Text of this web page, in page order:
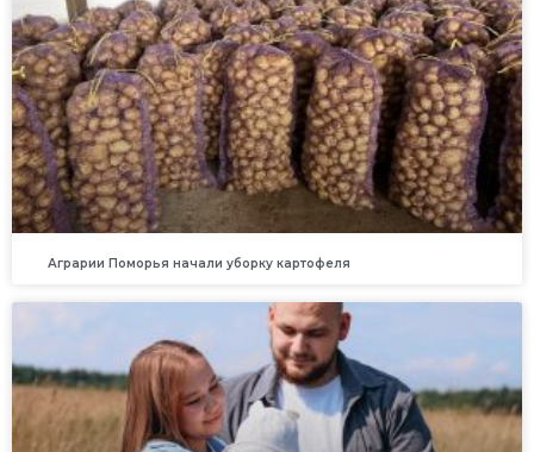
Аграрии Поморья начали уборку картофеля